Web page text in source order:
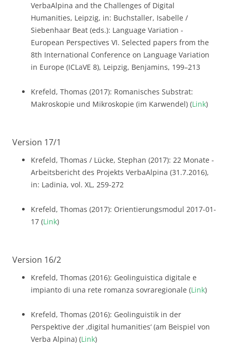
VerbaAlpina and the Challenges of Digital
Humanities, Leipzig, in: Buchstaller, Isabelle /
Siebenhaar Beat (eds.): Language Variation -
European Perspectives VI. Selected papers from the
8th International Conference on Language Variation
in Europe (ICLaVE 8), Leipzig, Benjamins, 199–213
Krefeld, Thomas (2017): Romanisches Substrat:
Makroskopie und Mikroskopie (im Karwendel) (Link)
Version 17/1
Krefeld, Thomas / Lücke, Stephan (2017): 22 Monate -
Arbeitsbericht des Projekts VerbaAlpina (31.7.2016),
in: Ladinia, vol. XL, 259-272
Krefeld, Thomas (2017): Orientierungsmodul 2017-01-
17 (Link)
Version 16/2
Krefeld, Thomas (2016): Geolinguistica digitale e
impianto di una rete romanza sovraregionale (Link)
Krefeld, Thomas (2016): Geolinguistik in der
Perspektive der ‚digital humanities‘ (am Beispiel von
Verba Alpina) (Link)